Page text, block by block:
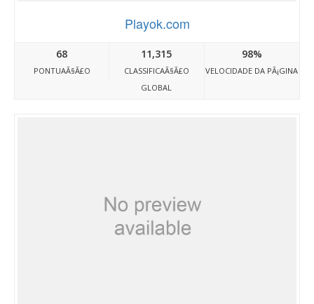
Playok.com
68
PONTUAÃ§Ã£O
11,315
CLASSIFICAÃ§Ã£O
GLOBAL
98%
VELOCIDADE DA PÃ¡GINA